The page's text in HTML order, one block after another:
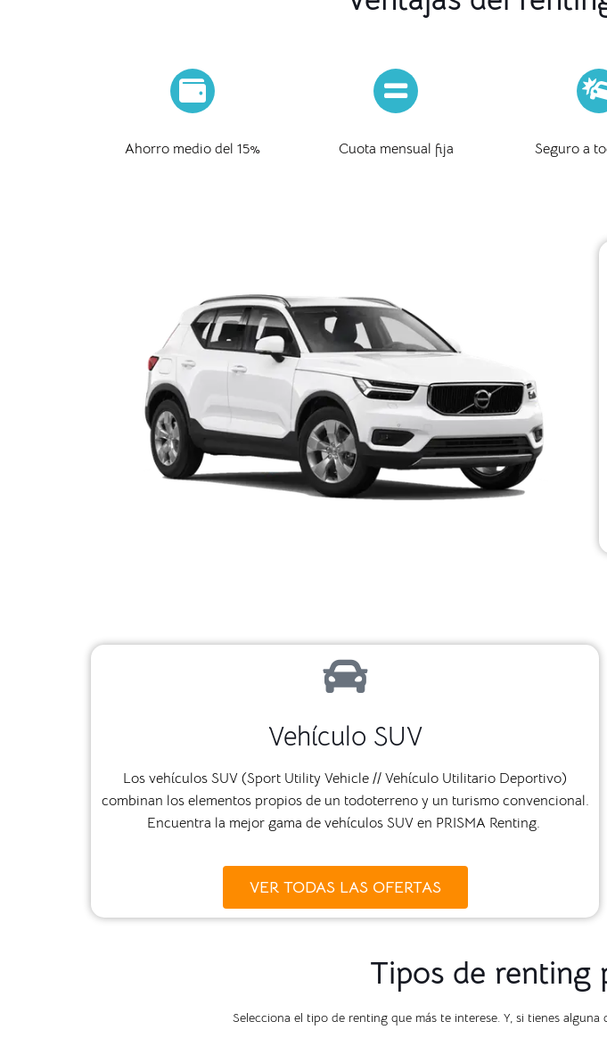
Ahorro medio del 15% Cuota mensual fija Seguro a
Vehículo SUV
Los vehículos SUV (Sport Utility Vehicle // Vehículo Utilitario Deportivo)
combinan los elementos propios de un todoterreno y un turismo convencional.
Encuentra la mejor gama de vehículos SUV en PRISMA Renting.
VER TODAS LAS OFERTAS
Tipos de renting
Selecciona el tipo de renting que más te interese. Y, si tienes